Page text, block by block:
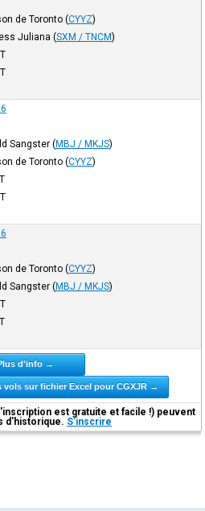
de Toronto (CYYZ)
Juliana (SXM / TNCM)
Sangster (MBJ / MKJS)
de Toronto (CYYZ)
de Toronto (CYYZ)
Sangster (MBJ / MKJS)
d'info →
sur fichier Excel pour CGXJR →
est gratuite et facile !) peuvent
d'historique. S'inscrire